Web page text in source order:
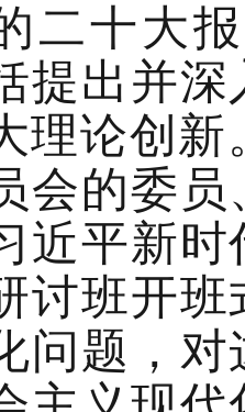
十大报
提出并
理论创新
会的委
近平新
讨班开
问题，